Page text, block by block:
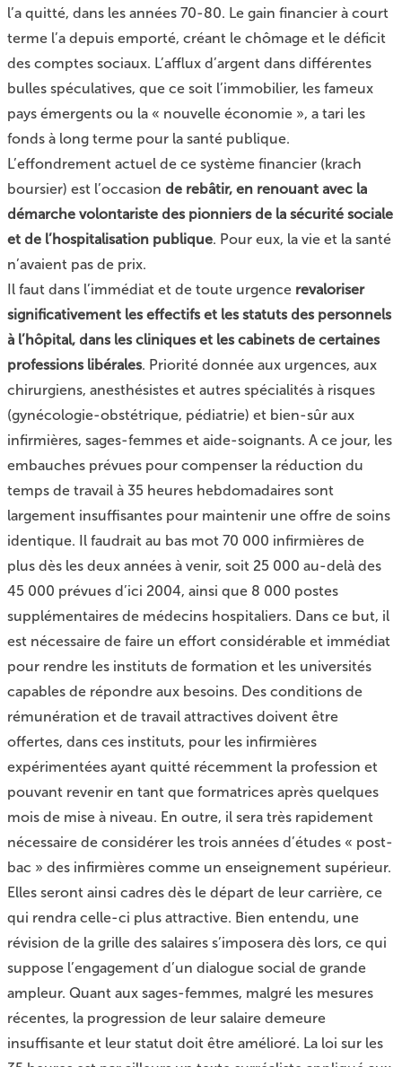
l’a quitté, dans les années 70-80. Le gain financier à court
terme l’a depuis emporté, créant le chômage et le déficit
des comptes sociaux. L’afflux d’argent dans différentes
bulles spéculatives, que ce soit l’immobilier, les fameux
pays émergents ou la « nouvelle économie », a tari les
fonds à long terme pour la santé publique.
L’effondrement actuel de ce système financier (krach
boursier) est l’occasion de rebâtir, en renouant avec la
démarche volontariste des pionniers de la sécurité sociale
et de l’hospitalisation publique. Pour eux, la vie et la santé
n’avaient pas de prix.
Il faut dans l’immédiat et de toute urgence revaloriser
significativement les effectifs et les statuts des personnels
à l’hôpital, dans les cliniques et les cabinets de certaines
professions libérales. Priorité donnée aux urgences, aux
chirurgiens, anesthésistes et autres spécialités à risques
(gynécologie-obstétrique, pédiatrie) et bien-sûr aux
infirmières, sages-femmes et aide-soignants. A ce jour, les
embauches prévues pour compenser la réduction du
temps de travail à 35 heures hebdomadaires sont
largement insuffisantes pour maintenir une offre de soins
identique. Il faudrait au bas mot 70 000 infirmières de
plus dès les deux années à venir, soit 25 000 au-delà des
45 000 prévues d’ici 2004, ainsi que 8 000 postes
supplémentaires de médecins hospitaliers. Dans ce but, il
est nécessaire de faire un effort considérable et immédiat
pour rendre les instituts de formation et les universités
capables de répondre aux besoins. Des conditions de
rémunération et de travail attractives doivent être
offertes, dans ces instituts, pour les infirmières
expérimentées ayant quitté récemment la profession et
pouvant revenir en tant que formatrices après quelques
mois de mise à niveau. En outre, il sera très rapidement
nécessaire de considérer les trois années d’études « post-
bac » des infirmières comme un enseignement supérieur.
Elles seront ainsi cadres dès le départ de leur carrière, ce
qui rendra celle-ci plus attractive. Bien entendu, une
révision de la grille des salaires s’imposera dès lors, ce qui
suppose l’engagement d’un dialogue social de grande
ampleur. Quant aux sages-femmes, malgré les mesures
récentes, la progression de leur salaire demeure
insuffisante et leur statut doit être amélioré. La loi sur les